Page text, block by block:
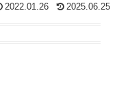
2022.01.26 2025.06.25